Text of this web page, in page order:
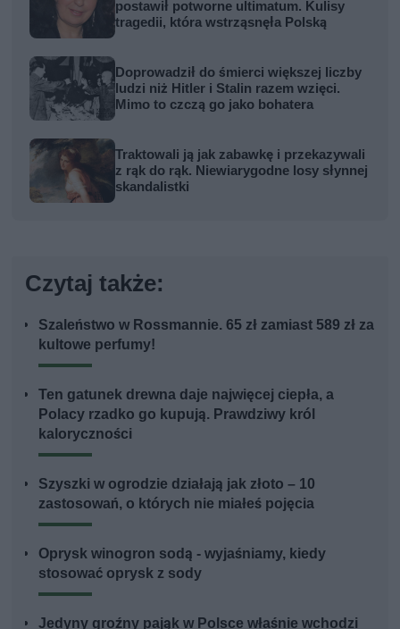
postawił potworne ultimatum. Kulisy
tragedii, która wstrząsnęła Polską
Doprowadził do śmierci większej liczby
ludzi niż Hitler i Stalin razem wzięci.
Mimo to czczą go jako bohatera
Traktowali ją jak zabawkę i przekazywali
z rąk do rąk. Niewiarygodne losy słynnej
skandalistki
Czytaj także:
Szaleństwo w Rossmannie. 65 zł zamiast 589 zł za
kultowe perfumy!
Ten gatunek drewna daje najwięcej ciepła, a
Polacy rzadko go kupują. Prawdziwy król
kaloryczności
Szyszki w ogrodzie działają jak złoto – 10
zastosowań, o których nie miałeś pojęcia
Oprysk winogron sodą - wyjaśniamy, kiedy
stosować oprysk z sody
Jedyny groźny pająk w Polsce właśnie wchodzi